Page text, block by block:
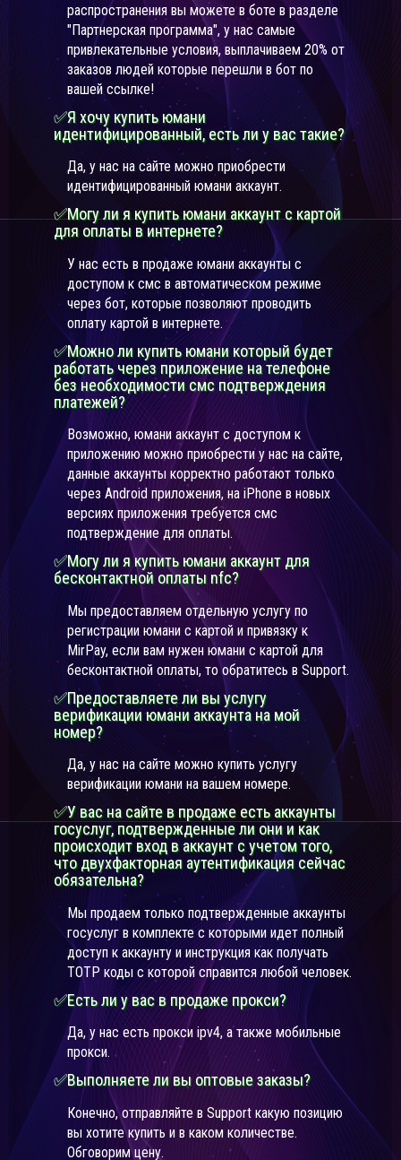
распространения вы можете в боте в разделе
"Партнерская программа", у нас самые
привлекательные условия, выплачиваем 20% от
заказов людей которые перешли в бот по
вашей ссылке!
✅Я хочу купить юмани
идентифицированный, есть ли у вас такие?
Да, у нас на сайте можно приобрести
идентифицированный юмани аккаунт.
✅Могу ли я купить юмани аккаунт с картой
для оплаты в интернете?
У нас есть в продаже юмани аккаунты с
доступом к смс в автоматическом режиме
через бот, которые позволяют проводить
оплату картой в интернете.
✅Можно ли купить юмани который будет
работать через приложение на телефоне
без необходимости смс подтверждения
платежей?
Возможно, юмани аккаунт с доступом к
приложению можно приобрести у нас на сайте,
данные аккаунты корректно работают только
через Android приложения, на iPhone в новых
версиях приложения требуется смс
подтверждение для оплаты.
✅Могу ли я купить юмани аккаунт для
бесконтактной оплаты nfc?
Мы предоставляем отдельную услугу по
регистрации юмани с картой и привязку к
MirPay, если вам нужен юмани с картой для
бесконтактной оплаты, то обратитесь в Support.
✅Предоставляете ли вы услугу
верификации юмани аккаунта на мой
номер?
Да, у нас на сайте можно купить услугу
верификации юмани на вашем номере.
✅У вас на сайте в продаже есть аккаунты
госуслуг, подтвержденные ли они и как
происходит вход в аккаунт с учетом того,
что двухфакторная аутентификация сейчас
обязательна?
Мы продаем только подтвержденные аккаунты
госуслуг в комплекте с которыми идет полный
доступ к аккаунту и инструкция как получать
TOTP коды с которой справится любой человек.
✅Есть ли у вас в продаже прокси?
Да, у нас есть прокси ipv4, а также мобильные
прокси.
✅Выполняете ли вы оптовые заказы?
Конечно, отправляйте в Support какую позицию
вы хотите купить и в каком количестве.
Обговорим цену.